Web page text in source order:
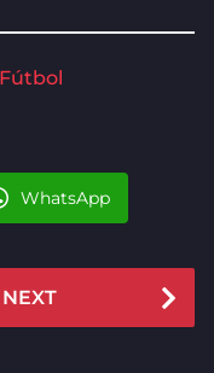
WhatsApp
NEXT